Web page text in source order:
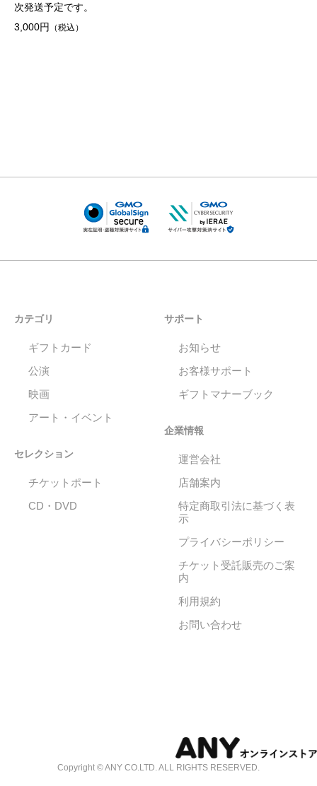
次発送予定です。
3,000円
（税込）
カテゴリ
ギフトカード
公演
映画
アート・イベント
セレクション
チケットポート
CD・DVD
サポート
お知らせ
お客様サポート
ギフトマナーブック
企業情報
運営会社
店舗案内
特定商取引法に基づく表
示
プライバシーポリシー
チケット受託販売のご案
内
利用規約
お問い合わせ
Copyright © ANY CO.LTD. ALL RIGHTS RESERVED.